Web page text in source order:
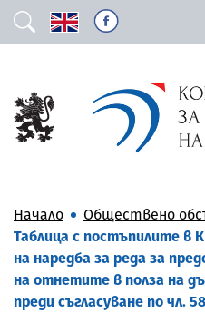
Начало
Обществено
Таблица с постъпилите в
на наредба за реда за
на отнетите в полза на
преди съгласуване по чл.